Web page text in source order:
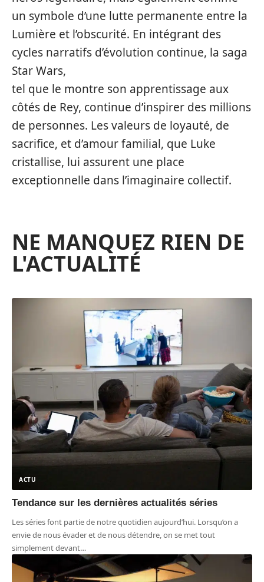
un symbole d’une lutte permanente entre la
Lumière et l’obscurité. En intégrant des
cycles narratifs d’évolution continue, la saga
Star Wars,
tel que le montre son apprentissage aux
côtés de Rey, continue d’inspirer des millions
de personnes. Les valeurs de loyauté, de
sacrifice, et d’amour familial, que Luke
cristallise, lui assurent une place
exceptionnelle dans l’imaginaire collectif.
NE MANQUEZ RIEN DE
L'ACTUALITÉ
ACTU
Tendance sur les dernières actualités séries
Les séries font partie de notre quotidien aujourd’hui. Lorsqu’on a
envie de nous évader et de nous détendre, on se met tout
simplement devant…